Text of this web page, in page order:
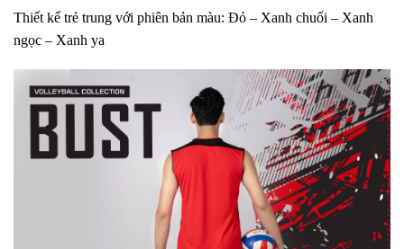
Thiết kế trẻ trung với phiên bản màu: Đỏ – Xanh chuối – Xanh
ngọc – Xanh ya